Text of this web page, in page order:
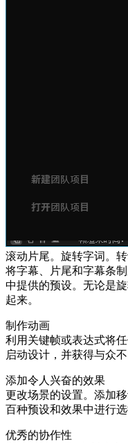
滚动片尾。旋转字词。转
将字幕、片尾和字幕条
中提供的预设。无论是
起来。
制作动画
利用关键帧或表达式将
启动设计，并获得与众不
添加令人兴奋的效果
更改场景的设置。添加
百种预设和效果中进行
优秀的协作性